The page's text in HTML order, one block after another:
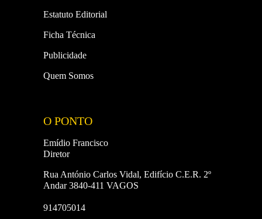
Estatuto Editorial
Ficha Técnica
Publicidade
Quem Somos
O PONTO
Emídio Francisco
Diretor
Rua António Carlos Vidal, Edifício C.E.R. 2º
Andar 3840-411 VAGOS
914705014